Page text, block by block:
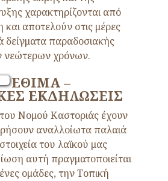
χαρακτηρίζονται από
αποτελούν στις μέρες
δείγματα παραδοσιακής
νεώτερων χρόνων.
ΕΘΙΜΑ –
ΕΚΔΗΛΩΣΕΙΣ
του Νομού Καστοριάς έχουν
αναλλοίωτα παλαιά
του λαϊκού μας
αυτή πραγματοποιείται
ομάδες, την Τοπική